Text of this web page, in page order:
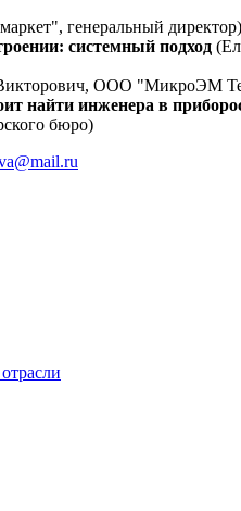
генеральный директор)
системный подход
ООО "МикроЭМ
найти инженера в
бюро)